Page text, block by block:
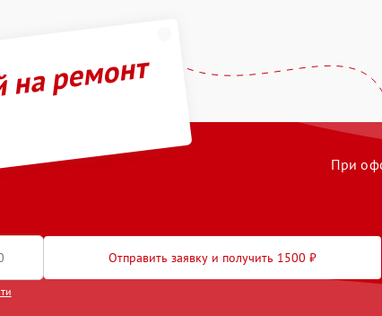
ремонт
При
Отправить заявку и получить 1500 ₽